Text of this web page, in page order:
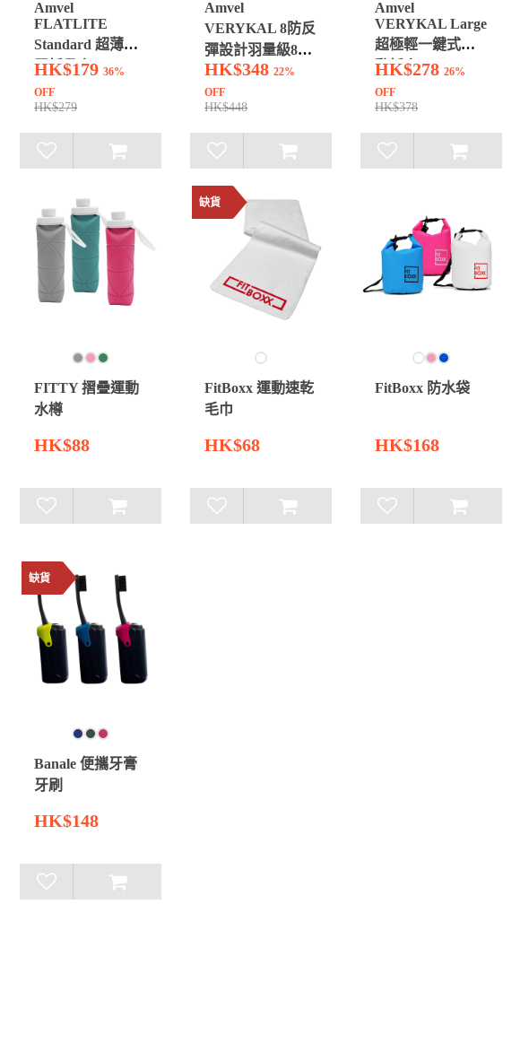
Amvel
FLATLITE
Standard 超薄扁
平折疊傘
HK$179 36%
OFF
HK$279
Amvel
VERYKAL 8防反
彈設計羽量級8骨
自動折傘
HK$348 22%
OFF
HK$448
Amvel
VERYKAL Large
超極輕一鍵式自
動折傘
HK$278 26%
OFF
HK$378
FITTY 摺疊運動
水樽
HK$88
缺貨
FitBoxx 運動速乾
毛巾
HK$68
FitBoxx 防水袋
HK$168
缺貨
Banale 便攜牙膏
牙刷
HK$148